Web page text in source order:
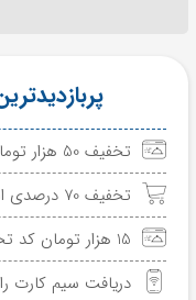
تخفیف 50 هزار تومانی خرید محصولات پروتئینی اسنپ فود
تخفیف 70 درصدی اشتراک دیجی پلاس از دیجی کالا
15 هزار تومان کد تخفیف خرید نان از اسنپ فود
دریافت سیم کارت